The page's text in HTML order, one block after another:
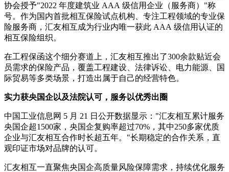
协会授予"2022 年度建筑业 AAA 级信用企业（服务商）"称
号。作为国内首批相互保险试点机构、专注工程领域的专业保
险服务商，汇友相互成为行业内唯一获此 AAA 级信用认证的
相互保险组织。
在工程保函这个细分赛道上，汇友相互推出了300余款贴近会
员需求的保险产品，覆盖工程建设、法律诉讼、电力能源、国
际贸易等多类场景，打造出属于自己的经营特色。
实力获央国企以及法院认可，服务以优秀出圈
中国工业信息网 5 月 21 日公开数据显示："汇友相互累计服务
央国企超1500家，央国企复购率超过70%，其中250多家优质
企业与汇友相互合作时长超五年。"长期稳定的合作关系，直
观印证市场对品牌的认可。
汇友相互一直聚焦央国企高质量风险保障需求，持续优化服务